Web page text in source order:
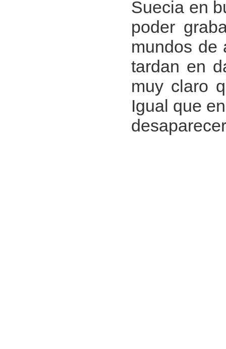
Suecia en
poder
mundos de
tardan en
muy claro
Igual que